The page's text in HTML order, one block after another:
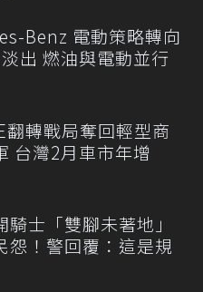
Benz 電動策略轉向
出 燃油與電動並行
翻轉戰局奪回輕型商
台灣2月車市年增
騎士「雙腳未著地」
怨！警回覆：這是規